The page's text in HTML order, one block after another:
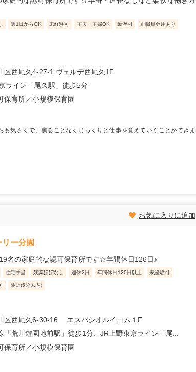
週1日からOK 未経験可 主夫・主婦OK 新卒可 正職員登用あり
区西尾久4-27-1 ヴェルデ西尾久1F
ライン「尾久駅」徒歩5分
保育所
小規模保育園
気さくで、焦ることなくじっくりと仕事を覚えていくことができま
お気に入りに追加
ー分園
名の家庭的な認可保育所です☆年間休日126日♪
住宅手当 残業ほぼなし 週休2日 年間休日120日以上 未経験可
駅近(5分以内)
区西尾久6-30-16 エスパシオルイヨム１F
「荒川遊園地前駅」徒歩1分、JR上野東京ライン「尾...
保育所
小規模保育園